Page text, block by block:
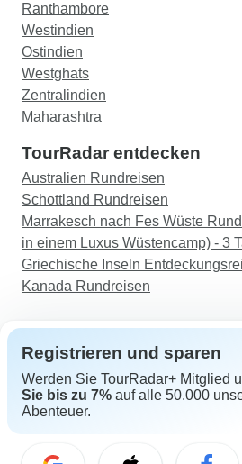
Ranthambore
Westindien
Ostindien
Westghats
Zentralindien
Maharashtra
TourRadar entdecken
Australien Rundreisen
Schottland Rundreisen
Marrakesch nach Fes Wüste
in einem Luxus Wüstencamp) - 3
Griechische Inseln
Kanada Rundreisen
Support
Kontakt
Registrieren und sparen
Werden Sie TourRadar+ Mitglied
Sie bis zu 7% auf alle 50.000
Abenteuer.